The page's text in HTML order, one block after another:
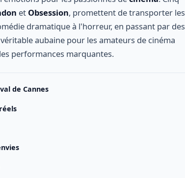
et Obsession, promettent de transporter les
dramatique à l'horreur, en passant par des
aubaine pour les amateurs de cinéma
performances marquantes.
de Cannes